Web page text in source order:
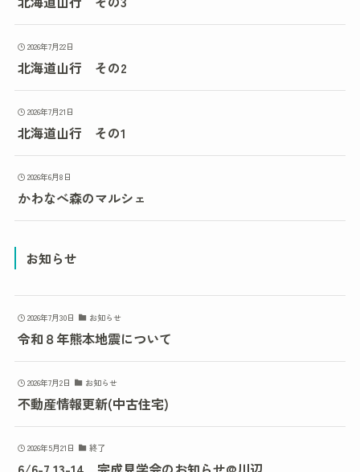
2026年7月22日
北海道山行 その2
2026年7月21日
北海道山行 その1
2026年6月8日
かわなべ森のマルシェ
お知らせ
2026年7月30日 お知らせ
令和８年熊本地震について
2026年7月2日 お知らせ
不動産情報更新(中古住宅)
2026年5月21日 終了